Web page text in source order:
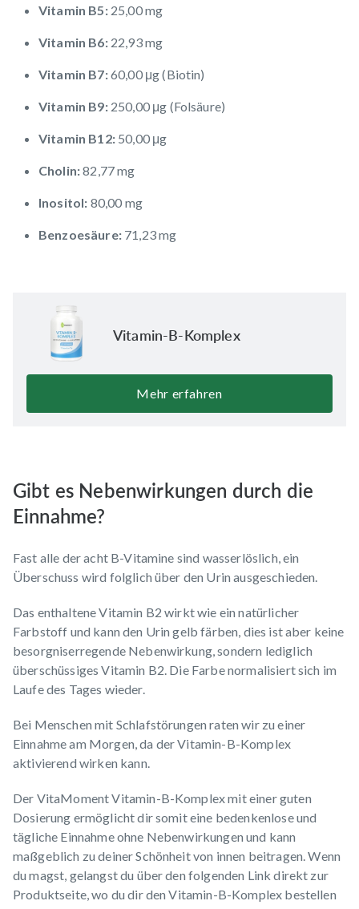
Vitamin B5:25,00 mg
Vitamin B6:22,93 mg
Vitamin B7:60,00 μg(Biotin)
Vitamin B9:250,00 μg (Folsäure)
Vitamin B12:50,00 μg
Cholin:82,77 mg
Inositol: 80,00 mg
Benzoesäure:71,23 mg
Vitamin-B-Komplex
Mehr erfahren
Gibt es Nebenwirkungen durch die
Einnahme?
Fast alle der acht B-Vitamine sind wasserlöslich, ein
Überschuss wird folglich über den Urin ausgeschieden.
Das enthaltene Vitamin B2 wirkt wie ein natürlicher
Farbstoff und kann den Urin gelb färben, dies ist aber keine
besorgniserregende Nebenwirkung, sondern lediglich
überschüssiges Vitamin B2. Die Farbe normalisiert sich im
Laufe des Tages wieder.
Bei Menschen mit Schlafstörungen raten wir zu einer
Einnahme am Morgen, da der Vitamin-B-Komplex
aktivierend wirken kann.
Der VitaMoment Vitamin-B-Komplexmit einer guten
Dosierung ermöglicht dir somit eine bedenkenlose und
tägliche Einnahme ohne Nebenwirkungen und kann
maßgeblich zu deinerSchönheit von innen beitragen. Wenn
du magst, gelangst du über den folgenden Link direkt zur
Produktseite, wo du dir den Vitamin-B-Komplex bestellen